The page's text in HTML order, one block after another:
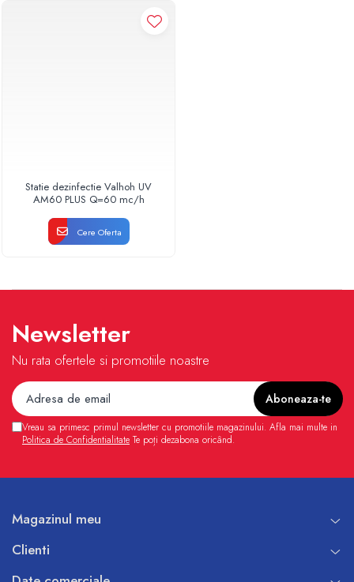
Statie dezinfectie Valhoh UV
AM60 PLUS Q=60 mc/h
Cere Oferta
Newsletter
Nu rata ofertele si promotiile noastre
Vreau sa primesc primul newsletter cu promotiile magazinului. Afla mai multe in
Politica de Confidentialitate Te poți dezabona oricând.
Magazinul meu
Clienti